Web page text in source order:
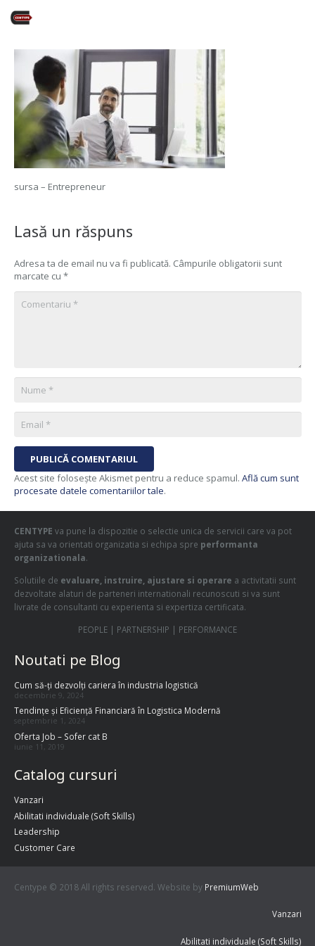
sursa – Entrepreneur
Lasă un răspuns
Adresa ta de email nu va fi publicată. Câmpurile obligatorii sunt
marcate cu *
PUBLICĂ COMENTARIUL
Acest site folosește Akismet pentru a reduce spamul. Află cum sunt
procesate datele comentariilor tale.
CENTYPE va pune la dispozitie o selectie unica de servicii care va pot
ajuta sa va orientati organizatia si echipa spre performanta
organizationala.
Solutiile de evaluare, instruire, ajustare si operare a activitatii sunt
dezvoltate alaturi de parteneri internationali recunoscuti si va sunt
livrate de consultanti cu experienta si expertiza certificata.
PEOPLE | PARTNERSHIP | PERFORMANCE
Noutati pe Blog
Cum să-ți dezvolți cariera în industria logistică
decembrie 9, 2024
Tendințe și Eficiență Financiară în Logistica Modernă
septembrie 1, 2024
Oferta Job – Sofer cat B
iunie 11, 2019
Catalog cursuri
Vanzari
Abilitati individuale (Soft Skills)
Leadership
Customer Care
Centype © 2018 All rights reserved. Website by PremiumWeb
Vanzari
Abilitati individuale (Soft Skills)